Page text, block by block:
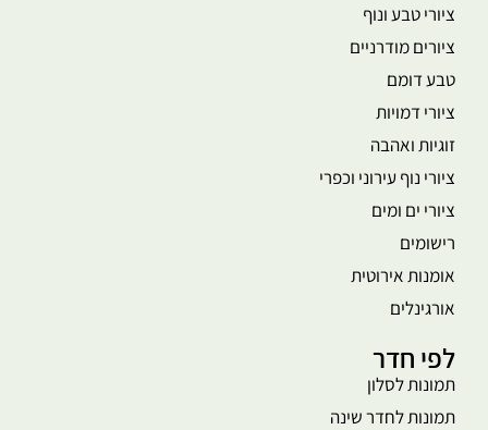
ציורי טבע ונוף
ציורים מודרניים
טבע דומם
ציורי דמויות
זוגיות ואהבה
ציורי נוף עירוני וכפרי
ציורי ים ומים
רישומים
אומנות אירוטית
אורגינלים
לפי חדר
תמונות לסלון
תמונות לחדר שינה